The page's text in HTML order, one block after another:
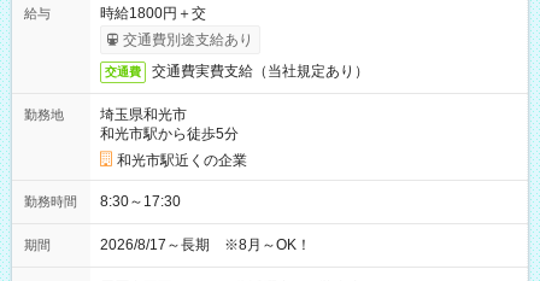
給与
時給1800円＋交
交通費別途支給あり
交通費 交通費実費支給（当社規定あり）
勤務地
埼玉県和光市
和光市駅から徒歩5分
和光市駅近くの企業
勤務時間 8:30～17:30
期間 2026/8/17～長期 ※8月～OK！